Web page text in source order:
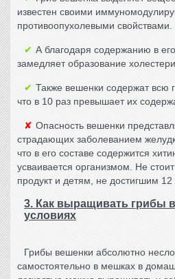
известен своими
противоопухолевыми свойствами.
А благодаря содержанию в его
замедляет образование
Также вешенки содержат всю
что в 10 раз превышает их
Опасность вешенки
страдающих заболеванием
что в его составе содержится
усваивается организмом. Не
продукт и детям, не достигшим 12
3. Как выращивать грибы
условиях
Грибы вешенки абсолютно
самостоятельно в мешках в